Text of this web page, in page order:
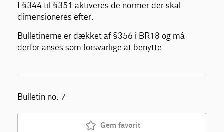
I §344 til §351 aktiveres de normer der skal
dimensioneres efter.
Bulletinerne er dækket af §356 i BR18 og må
derfor anses som forsvarlige at benytte.
Bulletin no. 7
Gem favorit